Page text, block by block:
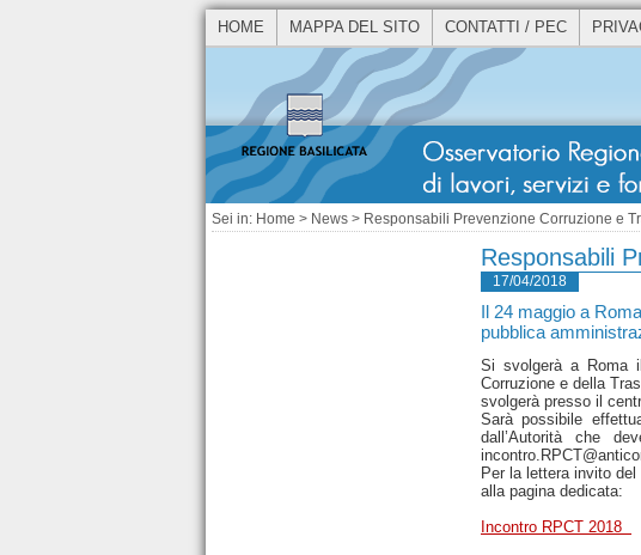
HOME MAPPA DEL SITO CONTATTI / PEC
Sei in: Home > News > Responsabili Prevenzione Corruzione e
Responsabili
17/04/2018
Il 24 maggio a
pubblica
Si svolgerà a Roma
Corruzione e della
svolgerà presso il
Sarà possibile
dall’Autorità che
Per la lettera invito
alla pagina dedicata:
Incontro RPCT 2018